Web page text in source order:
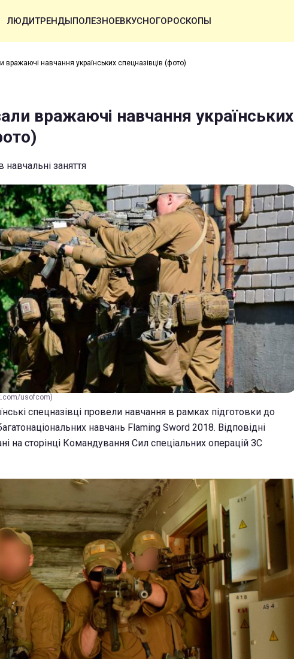
ЛЮДИТРЕНДЫПОЛЕЗНОЕВКУСНОГОРОСКОПЫ
вражаючі навчання українських спецназівців (фото)
вражаючі навчання українських
навчальні заняття
usofcom)
спецназівці провели навчання в рамках підготовки до
навчань Flaming Sword 2018. Відповідні
на сторінці Командування Сил спеціальних операцій ЗС